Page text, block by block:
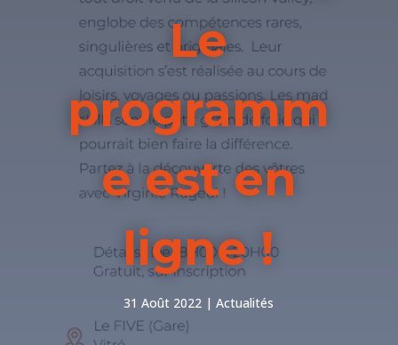
Le
programm
e est en
ligne !
31 Août 2022 Actualités